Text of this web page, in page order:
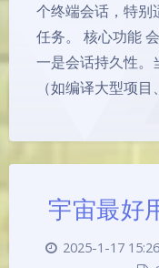
个终端会话，特别
任务。 核心功能
一是会话持久性。
（如编译大型项
宇宙最好
2025-1-17 15:26